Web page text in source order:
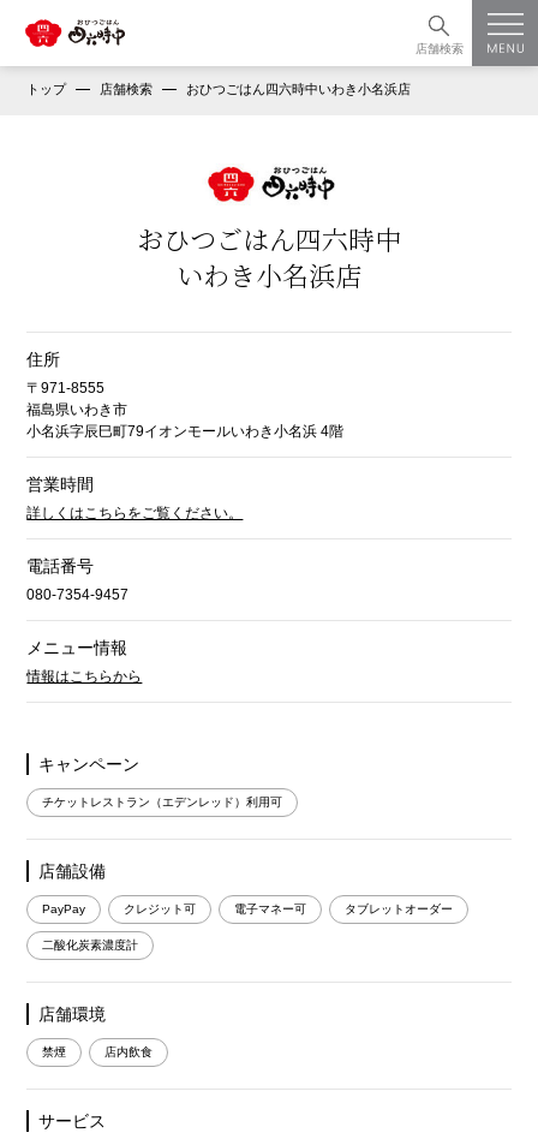
店舗検索
トップ 店舗検索 おひつごはん四六時中いわき小名浜店
おひつごはん四六時中
いわき小名浜店
住所
〒971-8555
福島県いわき市
小名浜字辰巳町79イオンモールいわき小名浜 4階
営業時間
詳しくはこちらをご覧ください。
電話番号
080-7354-9457
メニュー情報
情報はこちらから
キャンペーン
チケットレストラン（エデンレッド）利用可
店舗設備
PayPay クレジット可 電子マネー可 タブレットオーダー
二酸化炭素濃度計
店舗環境
禁煙 店内飲食
サービス